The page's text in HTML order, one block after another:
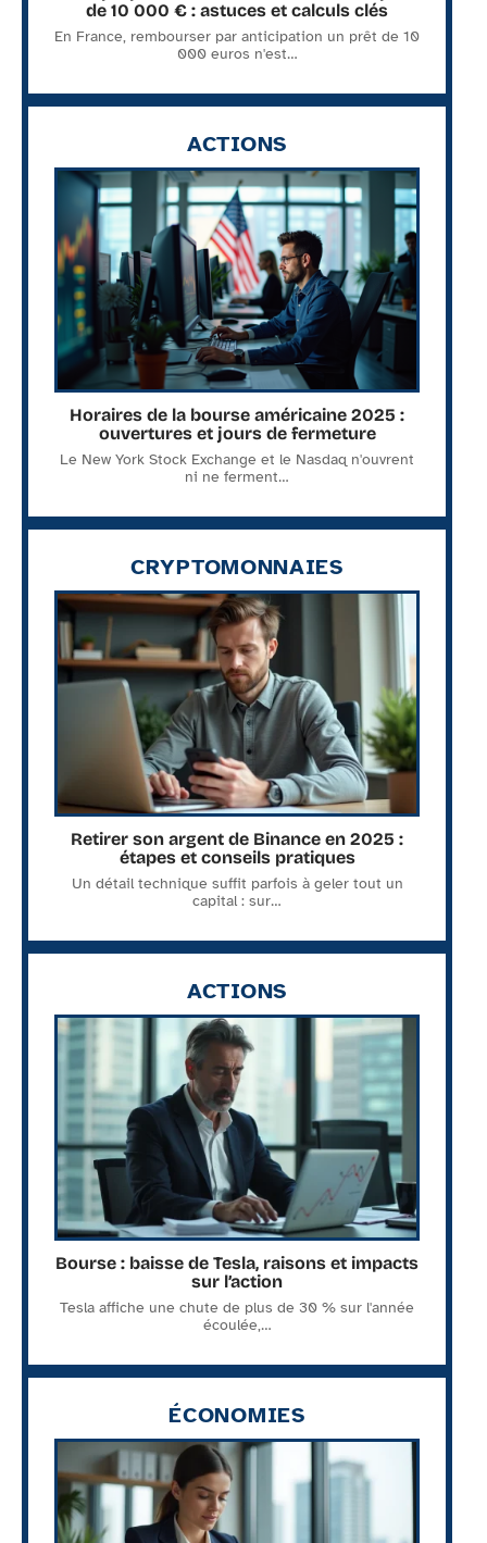
de 10 000 € : astuces et calculs clés
En France, rembourser par anticipation un prêt de 10
000 euros n'est…
ACTIONS
Horaires de la bourse américaine 2025 :
ouvertures et jours de fermeture
Le New York Stock Exchange et le Nasdaq n'ouvrent
ni ne ferment…
CRYPTOMONNAIES
Retirer son argent de Binance en 2025 :
étapes et conseils pratiques
Un détail technique suffit parfois à geler tout un
capital : sur…
ACTIONS
Bourse : baisse de Tesla, raisons et impacts
sur l’action
Tesla affiche une chute de plus de 30 % sur l'année
écoulée,…
ÉCONOMIES